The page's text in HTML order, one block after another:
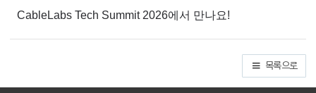
CableLabs Tech Summit 2026에서 만나요!
목록으로